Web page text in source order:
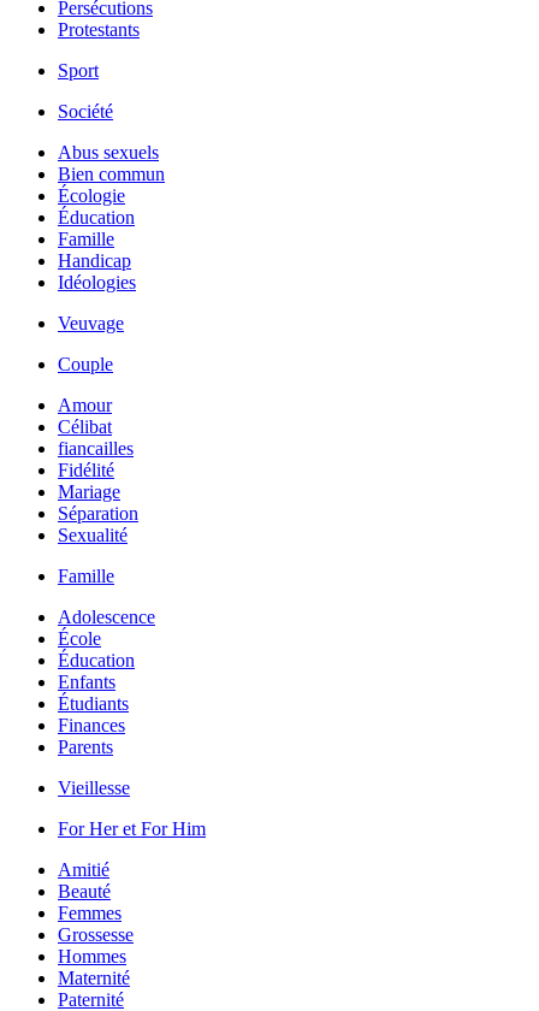
Persécutions
Protestants
Sport
Société
Abus sexuels
Bien commun
Écologie
Éducation
Famille
Handicap
Idéologies
Veuvage
Couple
Amour
Célibat
fiancailles
Fidélité
Mariage
Séparation
Sexualité
Famille
Adolescence
École
Éducation
Enfants
Étudiants
Finances
Parents
Vieillesse
For Her et For Him
Amitié
Beauté
Femmes
Grossesse
Hommes
Maternité
Paternité